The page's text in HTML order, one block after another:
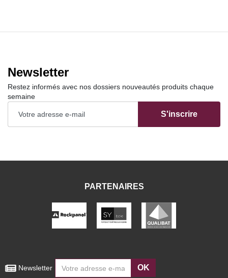
Newsletter
Restez informés avec nos dossiers nouveautés produits chaque
semaine
S'inscrire
PARTENAIRES
Newsletter OK